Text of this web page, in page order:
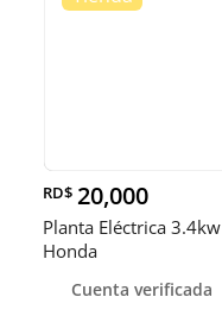
RD$ 20,000
Planta Eléctrica 3.4kw
Honda
Cuenta verificada